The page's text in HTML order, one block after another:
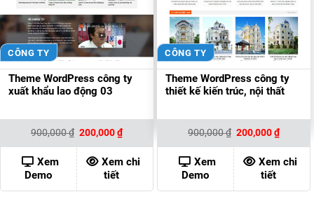
CÔNG TY
Theme WordPress công ty
xuất khẩu lao động 03
900,000₫ Giá
là:
900,000 ₫.
200,000₫Giá
hiện
tại
là:
200,000 ₫.
Xem
Demo
Xem chi
tiết
CÔNG TY
Theme WordPress công ty
thiết kế kiến trúc, nội thất
900,000₫ Giá
là:
900,000 ₫.
200,000₫Giá
hiện
tại
là:
Xem
Demo
Xem chi
tiết